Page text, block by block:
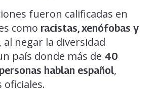
fueron calificadas en
como racistas, xenófobas y
, al negar la diversidad
país donde más de 40
hablan español,
oficiales.